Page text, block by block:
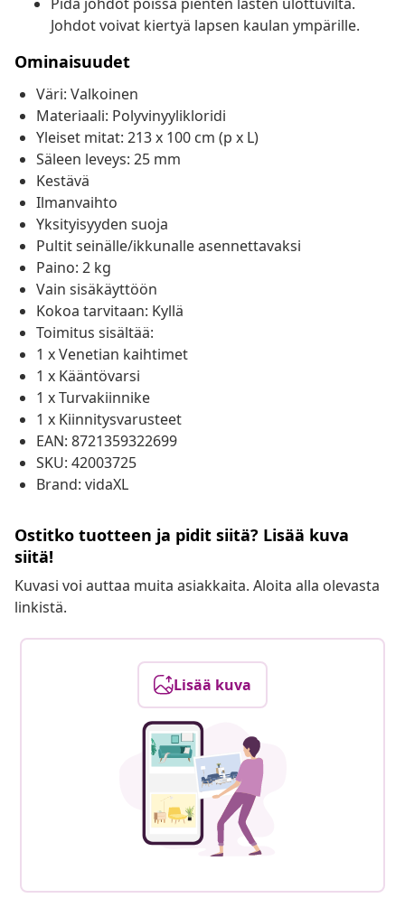
Johdot voivat kiertyä lapsen kaulan ympärille.
Ominaisuudet
Väri: Valkoinen
Materiaali: Polyvinyylikloridi
Yleiset mitat: 213 x 100 cm (p x L)
Säleen leveys: 25 mm
Kestävä
Ilmanvaihto
Yksityisyyden suoja
Pultit seinälle/ikkunalle asennettavaksi
Paino: 2 kg
Vain sisäkäyttöön
Kokoa tarvitaan: Kyllä
Toimitus sisältää:
1 x Venetian kaihtimet
1 x Kääntövarsi
1 x Turvakiinnike
1 x Kiinnitysvarusteet
EAN: 8721359322699
SKU: 42003725
Brand: vidaXL
Ostitko tuotteen ja pidit siitä? Lisää kuva
siitä!
Kuvasi voi auttaa muita asiakkaita. Aloita alla olevasta
linkistä.
Lisää kuva